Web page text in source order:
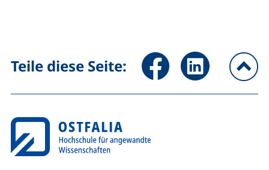
Teile diese Seite: Seite über Facebook teilen
Seite über